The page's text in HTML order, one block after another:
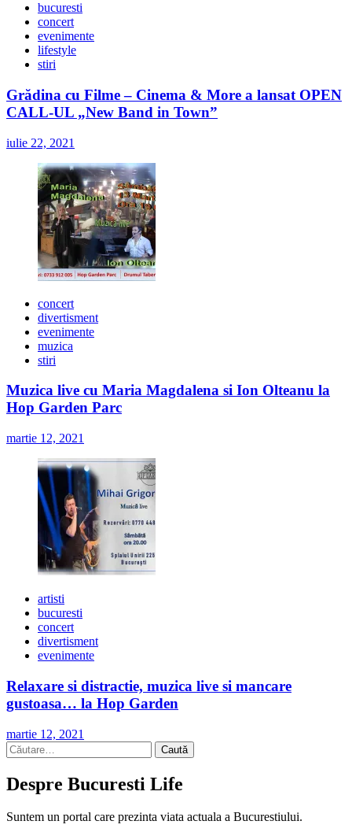
bucuresti
concert
evenimente
lifestyle
stiri
Grădina cu Filme – Cinema & More a lansat OPEN
CALL-UL „New Band in Town”
iulie 22, 2021
concert
divertisment
evenimente
muzica
stiri
Muzica live cu Maria Magdalena si Ion Olteanu la
Hop Garden Parc
martie 12, 2021
artisti
bucuresti
concert
divertisment
evenimente
Relaxare si distractie, muzica live si mancare
gustoasa… la Hop Garden
martie 12, 2021
Caută
după:
Despre Bucuresti Life
Suntem un portal care prezinta viata actuala a Bucurestiului.